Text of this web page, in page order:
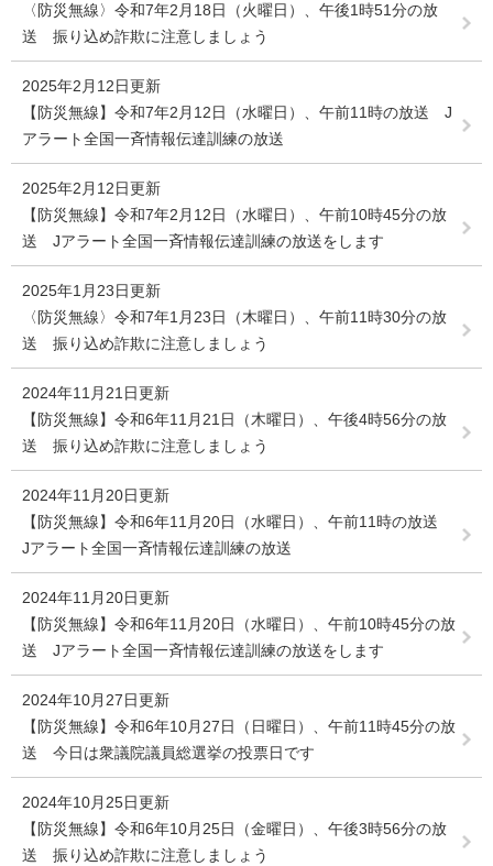
〈防災無線〉令和7年2月18日（火曜日）、午後1時51分の放
送 振り込め詐欺に注意しましょう
2025年2月12日更新
【防災無線】令和7年2月12日（水曜日）、午前11時の放送 J
アラート全国一斉情報伝達訓練の放送
2025年2月12日更新
【防災無線】令和7年2月12日（水曜日）、午前10時45分の放
送 Jアラート全国一斉情報伝達訓練の放送をします
2025年1月23日更新
〈防災無線〉令和7年1月23日（木曜日）、午前11時30分の放
送 振り込め詐欺に注意しましょう
2024年11月21日更新
【防災無線】令和6年11月21日（木曜日）、午後4時56分の放
送 振り込め詐欺に注意しましょう
2024年11月20日更新
【防災無線】令和6年11月20日（水曜日）、午前11時の放送
Jアラート全国一斉情報伝達訓練の放送
2024年11月20日更新
【防災無線】令和6年11月20日（水曜日）、午前10時45分の放
送 Jアラート全国一斉情報伝達訓練の放送をします
2024年10月27日更新
【防災無線】令和6年10月27日（日曜日）、午前11時45分の放
送 今日は衆議院議員総選挙の投票日です
2024年10月25日更新
【防災無線】令和6年10月25日（金曜日）、午後3時56分の放
送 振り込め詐欺に注意しましょう